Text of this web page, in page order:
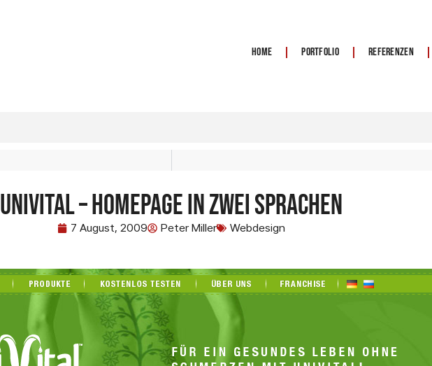
Home Portfolio Referenzen
UniVital – Homepage in zwei Sprachen
7 August, 2009 Peter Miller Webdesign